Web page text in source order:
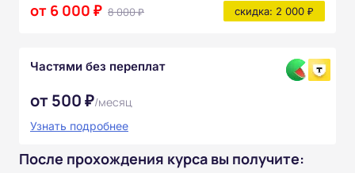
от 6 000 ₽ 8 000 ₽ скидка: 2 000 ₽
Частями без переплат
от 500 ₽/месяц
Узнать подробнее
После прохождения курса вы получите: